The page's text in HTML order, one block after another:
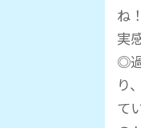
ね
実
◎
り
て